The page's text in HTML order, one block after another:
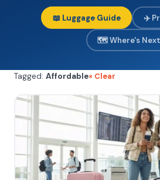
📖 Luggage Guide ✈️
🗺️ Where's
Tagged: Affordable× Clear